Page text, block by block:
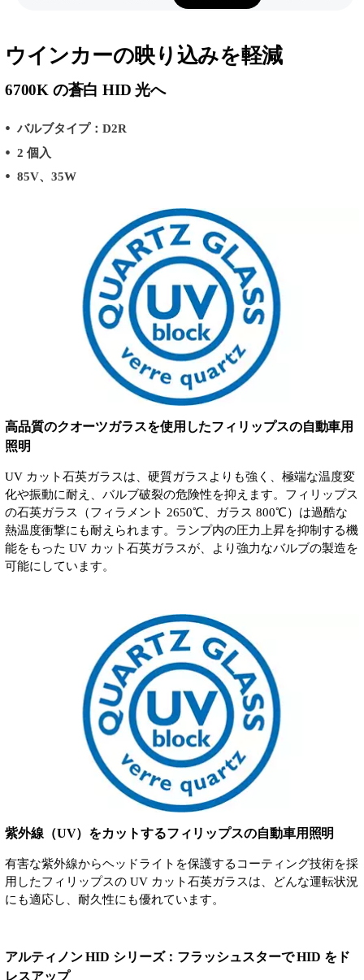
ウインカーの映り込みを軽減
6700K の蒼白 HID 光へ
バルブタイプ：D2R
2 個入
85V、35W
高品質のクオーツガラスを使用したフィリップスの自動車用
照明
UV カット石英ガラスは、硬質ガラスよりも強く、極端な温度変
化や振動に耐え、バルブ破裂の危険性を抑えます。フィリップス
の石英ガラス（フィラメント 2650℃、ガラス 800℃）は過酷な
熱温度衝撃にも耐えられます。ランプ内の圧力上昇を抑制する機
能をもった UV カット石英ガラスが、より強力なバルブの製造を
可能にしています。
紫外線（UV）をカットするフィリップスの自動車用照明
有害な紫外線からヘッドライトを保護するコーティング技術を採
用したフィリップスの UV カット石英ガラスは、どんな運転状況
にも適応し、耐久性にも優れています。
アルティノン HID シリーズ：フラッシュスターで HID をド
レスアップ